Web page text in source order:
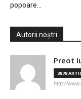
popoare…
Autorii noștri
Preot
3878
http://